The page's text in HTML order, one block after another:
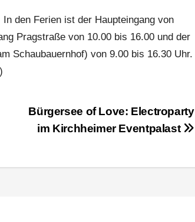
den Ferien ist der Haupteingang von
Pragstraße von 10.00 bis 16.00 und der
Schaubauernhof) von 9.00 bis 16.30 Uhr.
Bürgersee of Love: Electroparty
im Kirchheimer Eventpalast